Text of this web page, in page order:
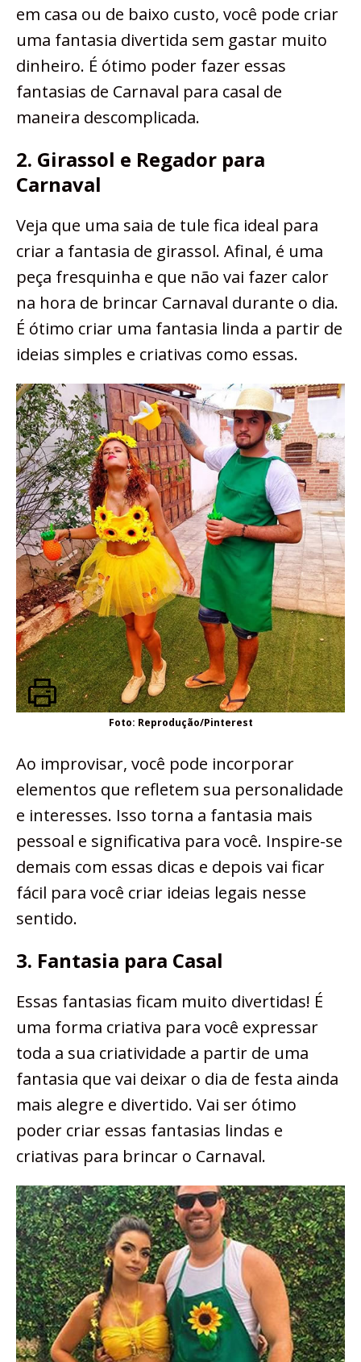
em casa ou de baixo custo, você pode criar
uma fantasia divertida sem gastar muito
dinheiro. É ótimo poder fazer essas
fantasias de Carnaval para casal de
maneira descomplicada.
2. Girassol e Regador para
Carnaval
Veja que uma saia de tule fica ideal para
criar a fantasia de girassol. Afinal, é uma
peça fresquinha e que não vai fazer calor
na hora de brincar Carnaval durante o dia.
É ótimo criar uma fantasia linda a partir de
ideias simples e criativas como essas.
Foto: Reprodução/Pinterest
Ao improvisar, você pode incorporar
elementos que refletem sua personalidade
e interesses. Isso torna a fantasia mais
pessoal e significativa para você. Inspire-se
demais com essas dicas e depois vai ficar
fácil para você criar ideias legais nesse
sentido.
3. Fantasia para Casal
Essas fantasias ficam muito divertidas! É
uma forma criativa para você expressar
toda a sua criatividade a partir de uma
fantasia que vai deixar o dia de festa ainda
mais alegre e divertido. Vai ser ótimo
poder criar essas fantasias lindas e
criativas para brincar o Carnaval.